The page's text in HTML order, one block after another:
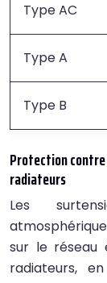
Type AC
Type A
Type B
Protection
radiateurs
Les
sur le réseau
radiateurs,